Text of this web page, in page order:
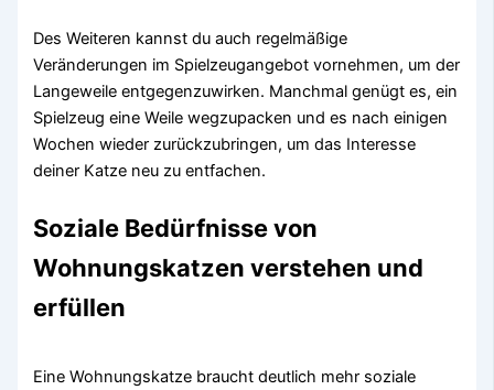
Des Weiteren kannst du auch regelmäßige
Veränderungen im Spielzeugangebot vornehmen, um der
Langeweile entgegenzuwirken. Manchmal genügt es, ein
Spielzeug eine Weile wegzupacken und es nach einigen
Wochen wieder zurückzubringen, um das Interesse
deiner Katze neu zu entfachen.
Soziale Bedürfnisse von
Wohnungskatzen verstehen und
erfüllen
Eine Wohnungskatze braucht deutlich mehr soziale